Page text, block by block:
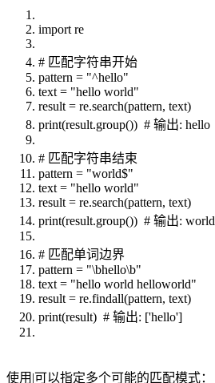
import re
# 匹配字符串开始
pattern = "^hello"
text = "hello world"
result = re.search(pattern, text)
print(result.group()) # 输出: hello
# 匹配字符串结束
pattern = "world$"
text = "hello world"
result = re.search(pattern, text)
print(result.group()) # 输出: world
# 匹配单词边界
pattern = "\bhello\b"
text = "hello world helloworld"
result = re.findall(pattern, text)
print(result) # 输出: ['hello']
使用|可以指定多个可能的匹配模式：